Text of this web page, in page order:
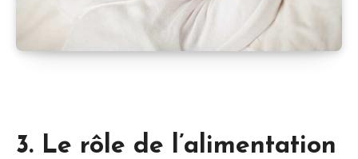
3. Le rôle de l’alimentation